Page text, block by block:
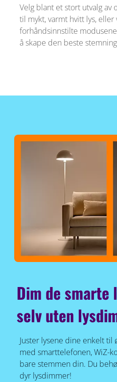
Velg blant et stort utvalg
til mykt, varmt hvitt lys, eller
forhåndsinnstilte
å skape den beste
Dim de smarte
selv uten
Juster lysene dine enkelt til
med smarttelefonen, WiZ-
bare stemmen din. Du
dyr lysdimmer!